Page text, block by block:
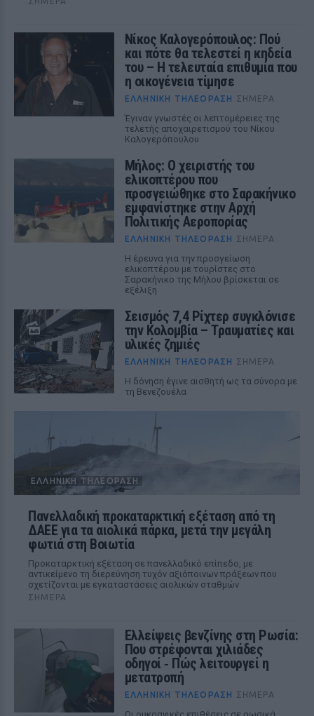
Νίκος Καλογερόπουλος: Πού
και πότε θα τελεστεί η κηδεία
του – Η τελευταία επιθυμία που
η οικογένεια τίμησε
ΕΛΛΗΝΙΚΉ ΤΗΛΕΌΡΑΣΗ ΣΉΜΕΡΑ
Έγιναν γνωστές οι λεπτομέρειες της
τελετής αποχαιρετισμού του Νίκου
Καλογερόπουλου
Μήλος: Ο χειριστής του
ελικοπτέρου που
προσγειώθηκε στο Σαρακήνικο
εμφανίστηκε στην Αρχή
Πολιτικής Αεροπορίας
ΕΛΛΗΝΙΚΉ ΤΗΛΕΌΡΑΣΗ ΣΉΜΕΡΑ
Η έρευνα για την προσγείωση
ελικοπτέρου με τουρίστες στο
Σαρακήνικο της Μήλου βρίσκεται σε
εξέλιξη
Σεισμός 7,4 Ρίχτερ συγκλόνισε
την Κολομβία – Τραυματίες και
υλικές ζημιές
ΕΛΛΗΝΙΚΉ ΤΗΛΕΌΡΑΣΗ ΣΉΜΕΡΑ
Η δόνηση έγινε αισθητή ως τα σύνορα με
τη Βενεζουέλα
ΕΛΛΗΝΙΚΉ ΤΗΛΕΌΡΑΣΗ
Πανελλαδική προκαταρκτική εξέταση από τη
ΔΑΕΕ για τα αιολικά πάρκα, μετά την μεγάλη
φωτιά στη Βοιωτία
Προκαταρκτική εξέταση σε πανελλαδικό επίπεδο, με
αντικείμενο τη διερεύνηση τυχόν αξιόποινων πράξεων που
σχετίζονται με εγκαταστάσεις αιολικών σταθμών
ΣΉΜΕΡΑ
Ελλείψεις βενζίνης στη Ρωσία:
Που στρέφονται χιλιάδες
οδηγοί ‑ Πώς λειτουργεί η
μετατροπή
ΕΛΛΗΝΙΚΉ ΤΗΛΕΌΡΑΣΗ ΣΉΜΕΡΑ